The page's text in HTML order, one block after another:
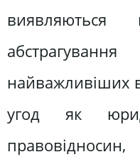
виявляються
найважливіших
угод як